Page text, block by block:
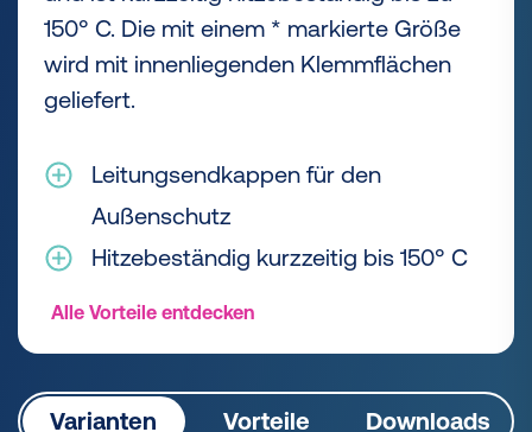
150° C. Die mit einem * markierte Größe
wird mit innenliegenden Klemmflächen
geliefert.
Leitungsendkappen für den
Außenschutz
Hitzebeständig kurzzeitig bis 150° C
Alle Vorteile entdecken
Varianten Vorteile Downloads